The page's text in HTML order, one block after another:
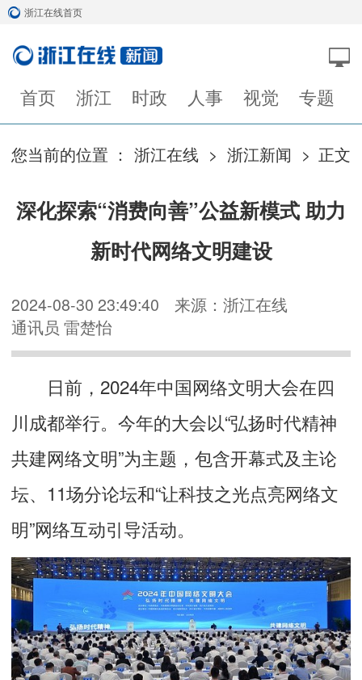
浙江在线首页
首页 浙江 时政 人事 视觉 专题
您当前的位置 ： 浙江在线 > 浙江新闻 > 正文
深化探索“消费向善”公益新模式 助力
新时代网络文明建设
2024-08-30 23:49:40
来源：浙江在线
通讯员 雷楚怡
日前，2024年中国网络文明大会在四
川成都举行。今年的大会以“弘扬时代精神
共建网络文明”为主题，包含开幕式及主论
坛、11场分论坛和“让科技之光点亮网络文
明”网络互动引导活动。